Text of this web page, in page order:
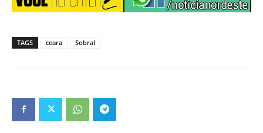
TAGS ceara Sobral